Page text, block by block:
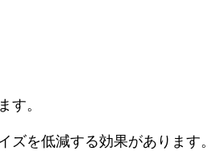
す。
を低減する効果があります。